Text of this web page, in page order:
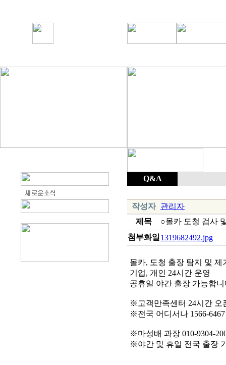
Q&A
작성자
관리자
제목
○몰카 도청 검사
첨부화일 1319682492.jpg
몰카, 도청 출장 탐지 및 제
기업, 개인 24시간 운영
공휴일 야간 출장 가능합니
※고객만족센터 24시간
※전국 어디서나 1566-
※마성배 과장 010-9304-
※야간 및 휴일 전국 출장